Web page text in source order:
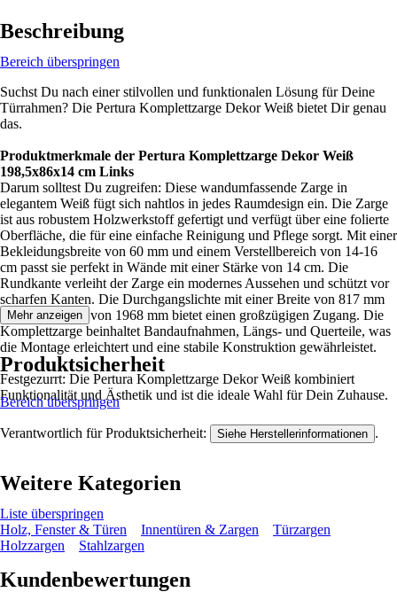
Beschreibung
Bereich überspringen
Suchst Du nach einer stilvollen und funktionalen Lösung für Deine
Türrahmen? Die Pertura Komplettzarge Dekor Weiß bietet Dir genau
das.
Produktmerkmale der Pertura Komplettzarge Dekor Weiß
198,5x86x14 cm Links
Darum solltest Du zugreifen: Diese wandumfassende Zarge in
elegantem Weiß fügt sich nahtlos in jedes Raumdesign ein. Die Zarge
ist aus robustem Holzwerkstoff gefertigt und verfügt über eine folierte
Oberfläche, die für eine einfache Reinigung und Pflege sorgt. Mit einer
Bekleidungsbreite von 60 mm und einem Verstellbereich von 14-16
cm passt sie perfekt in Wände mit einer Stärke von 14 cm. Die
Rundkante verleiht der Zarge ein modernes Aussehen und schützt vor
scharfen Kanten. Die Durchgangslichte mit einer Breite von 817 mm
und einer Höhe von 1968 mm bietet einen großzügigen Zugang. Die
Komplettzarge beinhaltet Bandaufnahmen, Längs- und Querteile, was
die Montage erleichtert und eine stabile Konstruktion gewährleistet.
Festgezurrt: Die Pertura Komplettzarge Dekor Weiß kombiniert
Funktionalität und Ästhetik und ist die ideale Wahl für Dein Zuhause.
Mehr anzeigen
Produktsicherheit
Bereich überspringen
Verantwortlich für Produktsicherheit: Siehe Herstellerinformationen .
Weitere Kategorien
Liste überspringen
Holz, Fenster & Türen
Innentüren & Zargen
Türzargen
Holzzargen
Stahlzargen
Kundenbewertungen